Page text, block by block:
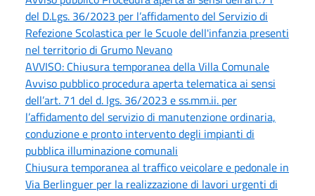
del D.Lgs. 36/2023 per l’affidamento del Servizio di
Refezione Scolastica per le Scuole dell'infanzia presenti
nel territorio di Grumo Nevano
AVVISO: Chiusura temporanea della Villa Comunale
Avviso pubblico procedura aperta telematica ai sensi
dell’art. 71 del d. lgs. 36/2023 e ss.mm.ii. per
l’affidamento del servizio di manutenzione ordinaria,
conduzione e pronto intervento degli impianti di
pubblica illuminazione comunali
Chiusura temporanea al traffico veicolare e pedonale in
Via Berlinguer per la realizzazione di lavori urgenti di